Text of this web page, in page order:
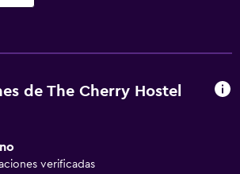
fumadores
de The Cherry Hostel
verificadas